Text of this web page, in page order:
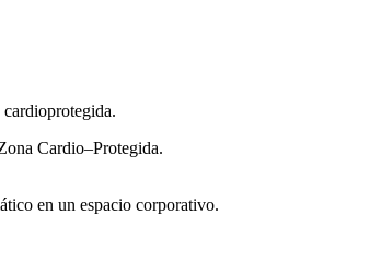
Cardio–Protegida.